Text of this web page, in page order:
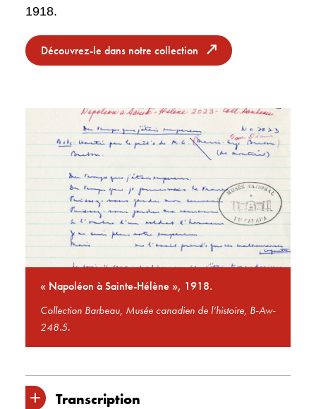
1918.
Découvrez-le dans notre collection
« Napoléon à Sainte-Hélène », 1918.
Collection Barbeau, Musée canadien de l’histoire, B-Aw-
248.5.
Transcription